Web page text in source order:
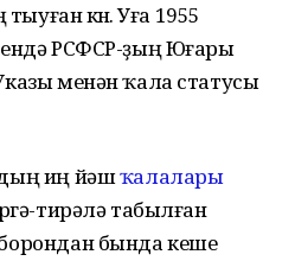
көнө. Уға 1955
РСФСР-ҙың Юғары
менән ҡала статусы
иң йәшҡалалары
тирәлә табылған
бында кеше